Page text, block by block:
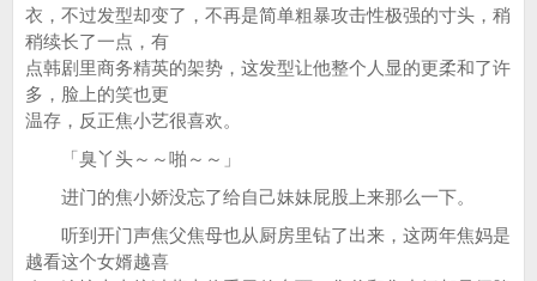
衣，不过发型却变了，不再是简单粗暴攻击性极强的寸头，稍
稍续长了一点，有
点韩剧里商务精英的架势，这发型让他整个人显的更柔和了许
多，脸上的笑也更
温存，反正焦小艺很喜欢。
「臭丫头～～啪～～」
进门的焦小娇没忘了给自己妹妹屁股上来那么一下。
听到开门声焦父焦母也从厨房里钻了出来，这两年焦妈是
越看这个女婿越喜